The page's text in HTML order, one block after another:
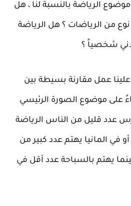
الرياضة بالنسبة لنا ، هل
من الرياضات ؟ هل الرياضة
شخصياً ؟
عمل مقارنة بسيطة بين
على موضوع الصورة الرئيسي
عدد قليل من الناس الرياضة
أو في المانيا يهتم عدد كبير من
يهتم بالسباحة عدد أقل في